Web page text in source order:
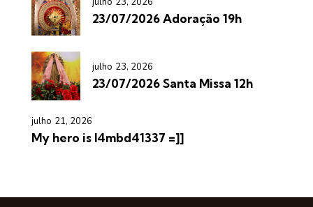
23/07/2026 Adoração 19h
julho 23, 2026
23/07/2026 Santa Missa 12h
julho 21, 2026
My hero is l4mbd41337 =]]